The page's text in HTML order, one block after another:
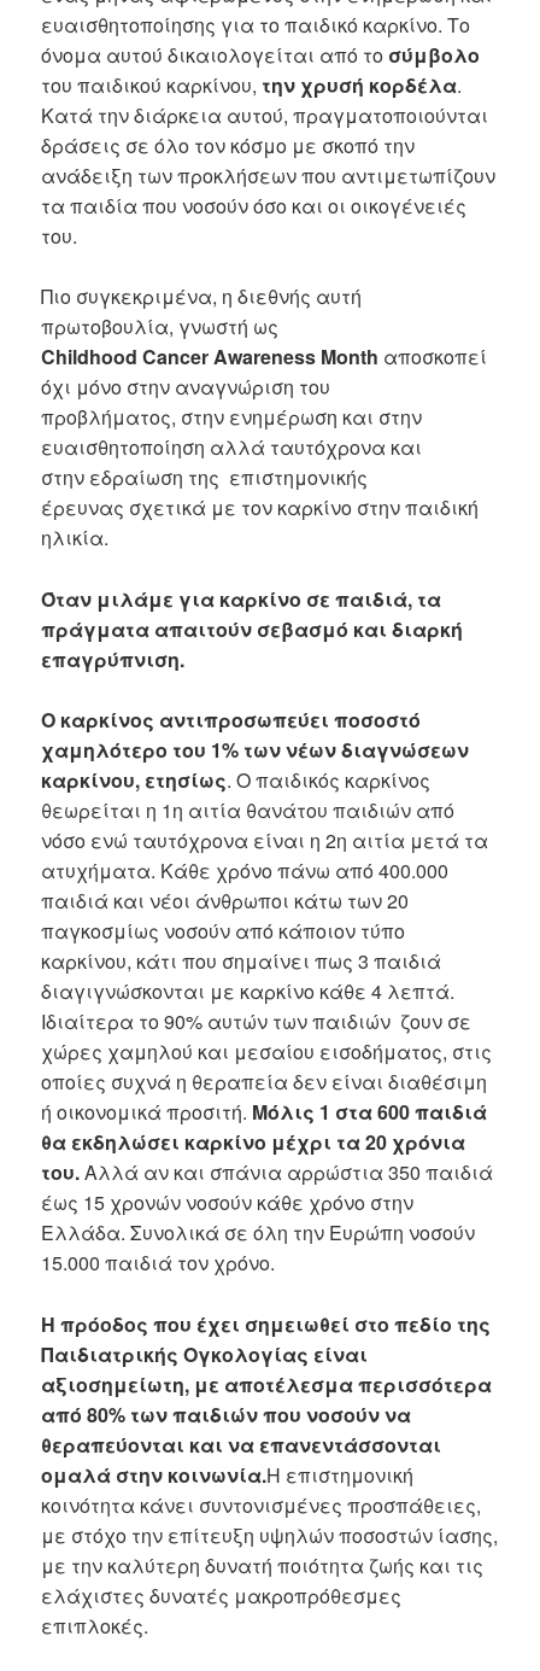
ευαισθητοποίησης για το παιδικό καρκίνο. Το
όνομα αυτού δικαιολογείται από το σύμβολο
του παιδικού καρκίνου, την χρυσή κορδέλα.
Κατά την διάρκεια αυτού, πραγματοποιούνται
δράσεις σε όλο τον κόσμο με σκοπό την
ανάδειξη των προκλήσεων που αντιμετωπίζουν
τα παιδία που νοσούν όσο και οι οικογένειές
του.
Πιο συγκεκριμένα, η διεθνής αυτή
πρωτοβουλία, γνωστή ως
Childhood CancerAwareness Month αποσκοπεί
όχι μόνο στην αναγνώριση του
προβλήματος, στην ενημέρωση και στην
ευαισθητοποίηση αλλά ταυτόχρονα και
στην εδραίωση της επιστημονικής
έρευνας σχετικά με τον καρκίνο στην παιδική
ηλικία.
Όταν μιλάμε για καρκίνο σε παιδιά, τα
πράγματα απαιτούν σεβασμό και διαρκή
επαγρύπνιση.
Ο καρκίνος αντιπροσωπεύει ποσοστό
χαμηλότερο του 1% των νέων διαγνώσεων
καρκίνου, ετησίως. Ο παιδικός καρκίνος
θεωρείται η 1η αιτία θανάτου παιδιών από
νόσο ενώ ταυτόχρονα είναι η 2η αιτία μετά τα
ατυχήματα. Κάθε χρόνο πάνω από 400.000
παιδιά και νέοι άνθρωποι κάτω των 20
παγκοσμίως νοσούν από κάποιον τύπο
καρκίνου, κάτι που σημαίνει πως 3 παιδιά
διαγιγνώσκονται με καρκίνο κάθε 4 λεπτά.
Ιδιαίτερα το 90% αυτών των παιδιών ζουν σε
χώρες χαμηλού και μεσαίου εισοδήματος, στις
οποίες συχνά η θεραπεία δεν είναι διαθέσιμη
ή οικονομικά προσιτή. Μόλις 1 στα 600 παιδιά
θα εκδηλώσει καρκίνο μέχρι τα 20 χρόνια
του.Αλλά αν και σπάνια αρρώστια 350 παιδιά
έως 15 χρονών νοσούν κάθε χρόνο στην
Ελλάδα. Συνολικά σε όλη την Ευρώπη νοσούν
15.000 παιδιά τον χρόνο.
Η πρόοδος που έχει σημειωθεί στο πεδίο της
Παιδιατρικής Ογκολογίας είναι
αξιοσημείωτη, με αποτέλεσμα περισσότερα
από 80% των παιδιών που νοσούν να
θεραπεύονται και να επανεντάσσονται
ομαλά στην κοινωνία.Η επιστημονική
κοινότητα κάνει συντονισμένες προσπάθειες,
με στόχο την επίτευξη υψηλών ποσοστών ίασης,
με την καλύτερη δυνατή ποιότητα ζωής και τις
ελάχιστες δυνατές μακροπρόθεσμες
επιπλοκές.